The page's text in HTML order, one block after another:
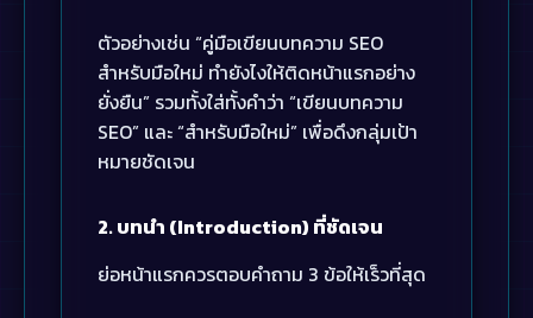
ตัวอย่างเช่น “คู่มือเขียนบทความ SEO
สำหรับมือใหม่ ทำยังไงให้ติดหน้าแรกอย่าง
ยั่งยืน” รวมทั้งใส่ทั้งคำว่า “เขียนบทความ
SEO” และ “สำหรับมือใหม่” เพื่อดึงกลุ่มเป้า
หมายชัดเจน
2. บทนำ (Introduction) ที่ชัดเจน
ย่อหน้าแรกควรตอบคำถาม 3 ข้อให้เร็วที่สุด